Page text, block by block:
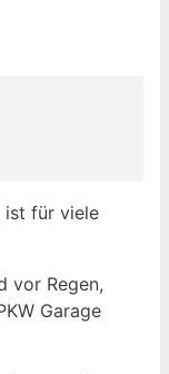
ist für viele
vor Regen,
Garage